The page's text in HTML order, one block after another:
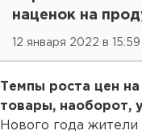
наценок на
12 января 2022 в 15:59
Темпы роста цен
товары, наоборот,
Нового года